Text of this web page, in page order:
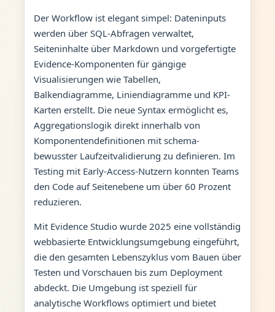
Der Workflow ist elegant simpel: Dateninputs
werden über SQL-Abfragen verwaltet,
Seiteninhalte über Markdown und vorgefertigte
Evidence-Komponenten für gängige
Visualisierungen wie Tabellen,
Balkendiagramme, Liniendiagramme und KPI-
Karten erstellt. Die neue Syntax ermöglicht es,
Aggregationslogik direkt innerhalb von
Komponentendefinitionen mit schema-
bewusster Laufzeitvalidierung zu definieren. Im
Testing mit Early-Access-Nutzern konnten Teams
den Code auf Seitenebene um über 60 Prozent
reduzieren.
Mit Evidence Studio wurde 2025 eine vollständig
webbasierte Entwicklungsumgebung eingeführt,
die den gesamten Lebenszyklus vom Bauen über
Testen und Vorschauen bis zum Deployment
abdeckt. Die Umgebung ist speziell für
analytische Workflows optimiert und bietet